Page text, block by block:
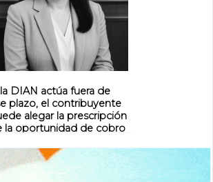
la DIAN actúa fuera de
plazo, el contribuyente
alegar la prescripción
la oportunidad de cobro